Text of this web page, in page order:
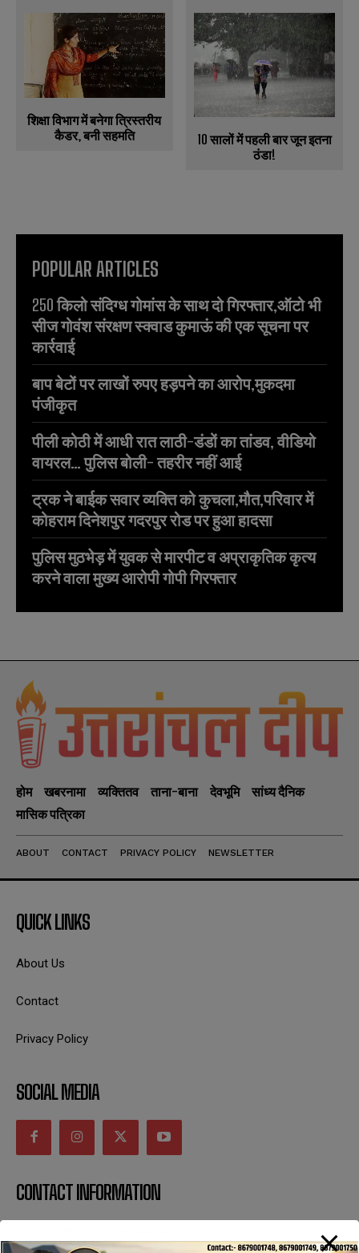
शिक्षा विभाग में बनेगा त्रिस्तरीय
कैडर, बनी सहमति
10 सालों में पहली बार जून इतना
ठंडा!
POPULAR ARTICLES
250 किलो संदिग्ध गोमांस के साथ दो गिरफ्तार,ऑटो भी
सीज गोवंश संरक्षण स्क्वाड कुमाऊं की एक सूचना पर
कार्रवाई
बाप बेटों पर लाखों रुपए हड़पने का आरोप,मुकदमा
पंजीकृत
पीली कोठी में आधी रात लाठी-डंडों का तांडव, वीडियो
वायरल… पुलिस बोली- तहरीर नहीं आई
ट्रक ने बाईक सवार व्यक्ति को कुचला,मौत,परिवार में
कोहराम दिनेशपुर गदरपुर रोड पर हुआ हादसा
पुलिस मुठभेड़ में युवक से मारपीट व अप्राकृतिक कृत्य
करने वाला मुख्य आरोपी गोपी गिरफ्तार
होम खबरनामा व्यक्तितव ताना-बाना देवभूमि
सांध्य दैनिक
मासिक पत्रिका
ABOUT CONTACT PRIVACY POLICY NEWSLETTER
QUICK LINKS
About Us
Contact
Privacy Policy
SOCIAL MEDIA
CONTACT INFORMATION